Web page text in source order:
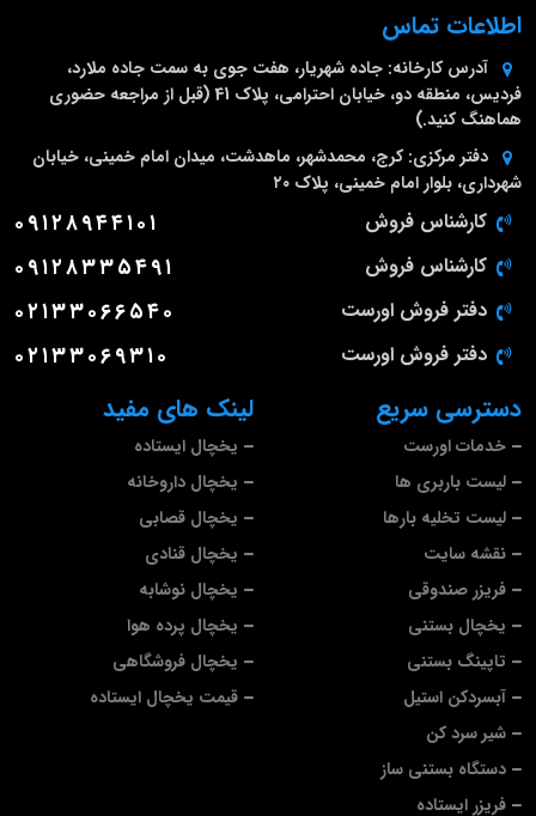
لینک های مفید
یخچال ایستاده
یخچال داروخانه
یخچال قصابی
یخچال قنادی
یخچال نوشابه
یخچال پرده هوا
یخچال فروشگاهی
قیمت یخچال ایستاده
دسترسی سریع
خدمات اورست
لیست باربری ها
لیست تخلیه بارها
نقشه سایت
فریزر صندوقی
یخچال بستنی
تاپینگ بستنی
آبسردکن استیل
شیر سرد کن
دستگاه بستنی ساز
فریزر ایستاده
اطلاعات تماس
آدرس کارخانه: جاده شهریار، هفت جوی به سمت جاده ملارد،
فردیس، منطقه دو، خیابان احترامی، پلاک 41 (قبل از مراجعه حضوری
هماهنگ کنید.)
دفتر مرکزی: کرج، محمدشهر، ماهدشت، میدان امام خمینی، خیابان
شهرداری، بلوار امام خمینی، پلاک ۲۰
کارشناس فروش ۰۹۱۲۸۹۴۴۱۰۱
کارشناس فروش ۰۹۱۲۸۳۳۵۴۹۱
دفتر فروش اورست ۰۲۱۳۳۰۶۶۵۴۰
دفتر فروش اورست ۰۲۱۳۳۰۶۹۳۱۰